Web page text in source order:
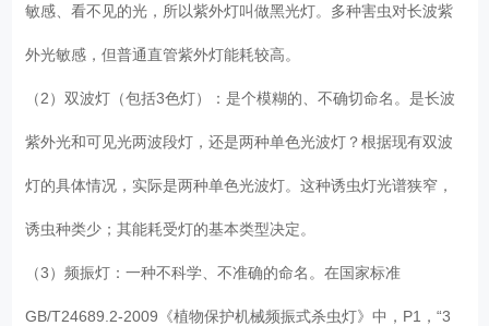
敏感、看不见的光，所以紫外灯叫做黑光灯。多种害虫对长波紫
外光敏感，但普通直管紫外灯能耗较高。
（2）双波灯（包括3色灯）：是个模糊的、不确切命名。是长波
紫外光和可见光两波段灯，还是两种单色光波灯？根据现有双波
灯的具体情况，实际是两种单色光波灯。这种诱虫灯光谱狭窄，
诱虫种类少；其能耗受灯的基本类型决定。
（3）频振灯：一种不科学、不准确的命名。在国家标准
GB/T24689.2-2009《植物保护机械频振式杀虫灯》中，P1，“3